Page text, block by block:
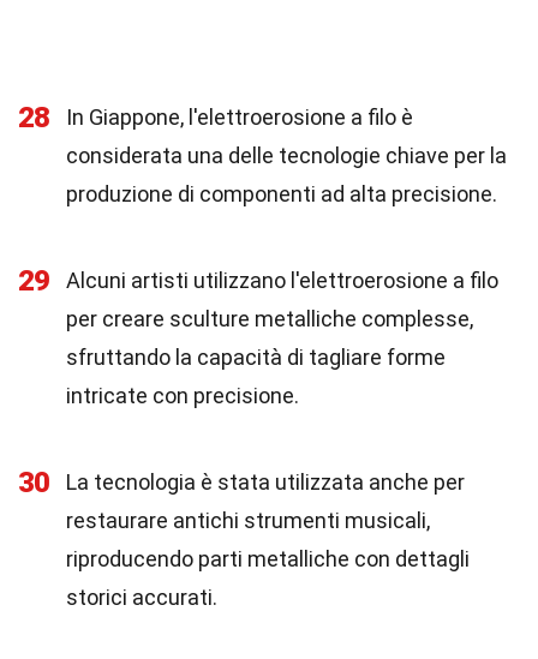
28
In Giappone, l'elettroerosione a filo è
considerata una delle tecnologie chiave per la
produzione di componenti ad alta precisione.
29
Alcuni artisti utilizzano l'elettroerosione a filo
per creare sculture metalliche complesse,
sfruttando la capacità di tagliare forme
intricate con precisione.
30
La tecnologia è stata utilizzata anche per
restaurare antichi strumenti musicali,
riproducendo parti metalliche con dettagli
storici accurati.